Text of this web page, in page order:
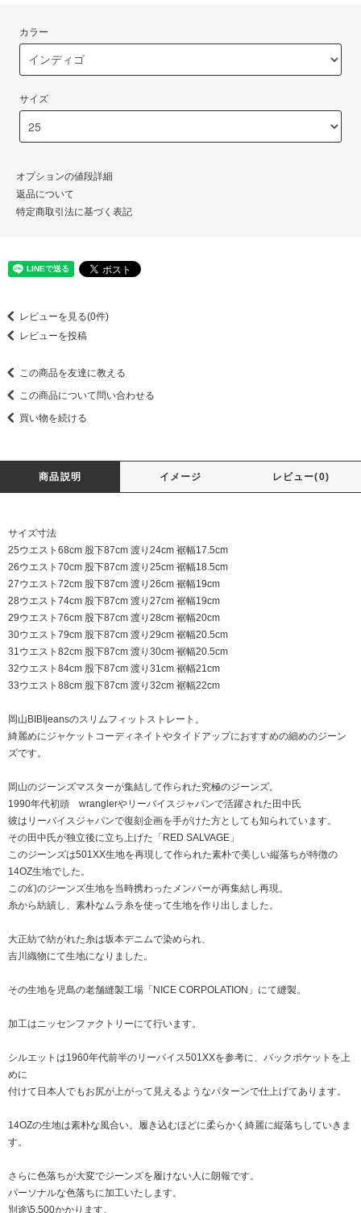
カラー
サイズ
オプションの値段詳細
返品について
特定商取引法に基づく表記
レビューを見る(0件)
レビューを投稿
この商品を友達に教える
この商品について問い合わせる
買い物を続ける
商品説明 イメージ レビュー(0)
サイズ寸法
25ウエスト68cm 股下87cm 渡り24cm 裾幅17.5cm
26ウエスト70cm 股下87cm 渡り25cm 裾幅18.5cm
27ウエスト72cm 股下87cm 渡り26cm 裾幅19cm
28ウエスト74cm 股下87cm 渡り27cm 裾幅19cm
29ウエスト76cm 股下87cm 渡り28cm 裾幅20cm
30ウエスト79cm 股下87cm 渡り29cm 裾幅20.5cm
31ウエスト82cm 股下87cm 渡り30cm 裾幅20.5cm
32ウエスト84cm 股下87cm 渡り31cm 裾幅21cm
33ウエスト88cm 股下87cm 渡り32cm 裾幅22cm
岡山BIBIjeansのスリムフィットストレート。
綺麗めにジャケットコーディネイトやタイドアップにおすすめの細めのジーン
ズです。
岡山のジーンズマスターが集結して作られた究極のジーンズ。
1990年代初頭 wranglerやリーバイスジャパンで活躍された田中氏
彼はリーバイスジャパンで復刻企画を手がけた方としても知られています。
その田中氏が独立後に立ち上げた「RED SALVAGE」
このジーンズは501XX生地を再現して作られた素朴で美しい縦落ちが特徴の
14OZ生地でした。
この幻のジーンズ生地を当時携わったメンバーが再集結し再現。
糸から紡績し、素朴なムラ糸を使って生地を作り出しました。
大正紡で紡がれた糸は坂本デニムで染められ、
吉川織物にて生地になりました。
その生地を児島の老舗縫製工場「NICE CORPOLATION」にて縫製。
加工はニッセンファクトリーにて行います。
シルエットは1960年代前半のリーバイス501XXを参考に、バックポケットを上
めに
付けて日本人でもお尻が上がって見えるようなパターンで仕上げてあります。
14OZの生地は素朴な風合い。履き込むほどに柔らかく綺麗に縦落ちしていきま
す。
さらに色落ちが大変でジーンズを履けない人に朗報です。
パーソナルな色落ちに加工いたします。
別途\5,500かかります。